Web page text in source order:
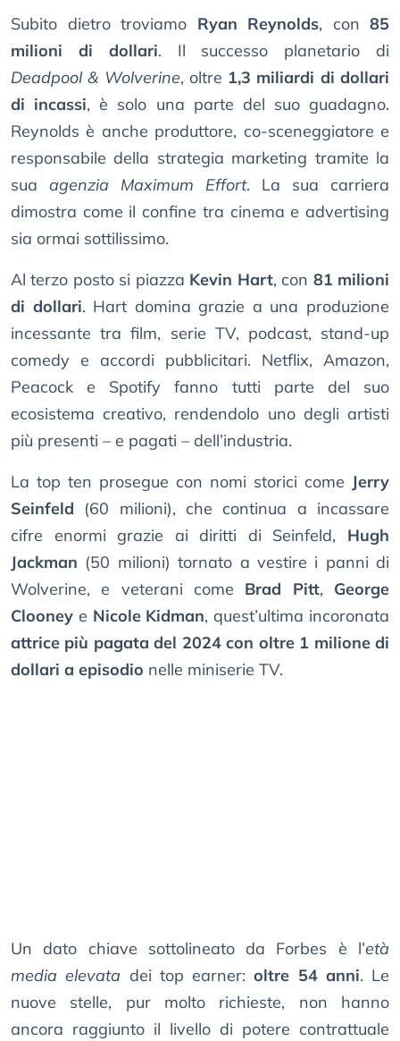
Subito dietro troviamo Ryan Reynolds, con 85
milioni di dollari. Il successo planetario di
Deadpool & Wolverine, oltre 1,3 miliardi di dollari
di incassi, è solo una parte del suo guadagno.
Reynolds è anche produttore, co-sceneggiatore e
responsabile della strategia marketing tramite la
sua agenzia Maximum Effort. La sua carriera
dimostra come il confine tra cinema e advertising
sia ormai sottilissimo.
Al terzo posto si piazza Kevin Hart, con 81 milioni
di dollari. Hart domina grazie a una produzione
incessante tra film, serie TV, podcast, stand-up
comedy e accordi pubblicitari. Netflix, Amazon,
Peacock e Spotify fanno tutti parte del suo
ecosistema creativo, rendendolo uno degli artisti
più presenti – e pagati – dell’industria.
La top ten prosegue con nomi storici come Jerry
Seinfeld (60 milioni), che continua a incassare
cifre enormi grazie ai diritti di Seinfeld, Hugh
Jackman (50 milioni) tornato a vestire i panni di
Wolverine, e veterani come Brad Pitt, George
Clooney e Nicole Kidman, quest’ultima incoronata
attrice più pagata del 2024 con oltre 1 milione di
dollari a episodio nelle miniserie TV.
Un dato chiave sottolineato da Forbes è l’età
media elevata dei top earner: oltre 54 anni. Le
nuove stelle, pur molto richieste, non hanno
ancora raggiunto il livello di potere contrattuale